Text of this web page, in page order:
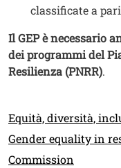
classificate a
Il GEP è necessario
dei programmi del
Resilienza (PNRR).
Link
Equità, diversità,
Gender equality in
Commission